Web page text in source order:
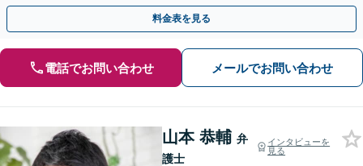
すすめ【夜間・休日対応】【完全個室】【天神南駅直結】
料金表を見る
電話でお問い合わせ メールでお問い合わせ
山本 恭輔 弁
護士
インタビューを
見る